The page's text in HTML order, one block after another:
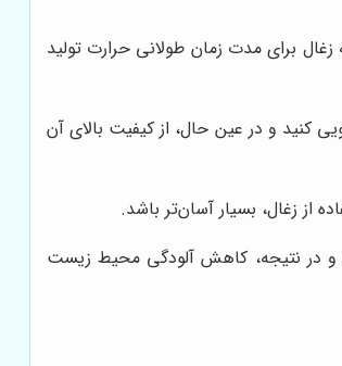
برای مدت زمان طولانی حرارت تولید
کنید و در عین حال، از کیفیت بالای آن
از زغال، بسیار آسان‌تر باشد.
و در نتیجه، کاهش آلودگی محیط زیست